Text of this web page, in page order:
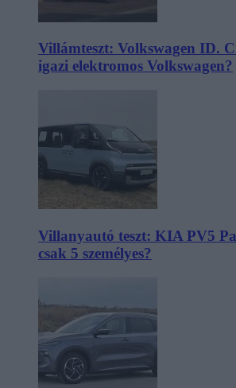
Villámteszt: Volkswagen ID.
igazi elektromos Volkswagen?
Villanyautó teszt: KIA PV5
csak 5 személyes?